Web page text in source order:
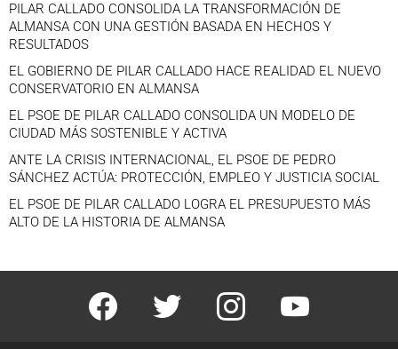
PILAR CALLADO CONSOLIDA LA TRANSFORMACIÓN DE
ALMANSA CON UNA GESTIÓN BASADA EN HECHOS Y
RESULTADOS
EL GOBIERNO DE PILAR CALLADO HACE REALIDAD EL NUEVO
CONSERVATORIO EN ALMANSA
EL PSOE DE PILAR CALLADO CONSOLIDA UN MODELO DE
CIUDAD MÁS SOSTENIBLE Y ACTIVA
ANTE LA CRISIS INTERNACIONAL, EL PSOE DE PEDRO
SÁNCHEZ ACTÚA: PROTECCIÓN, EMPLEO Y JUSTICIA SOCIAL
EL PSOE DE PILAR CALLADO LOGRA EL PRESUPUESTO MÁS
ALTO DE LA HISTORIA DE ALMANSA
facebook twitter instagram youtube